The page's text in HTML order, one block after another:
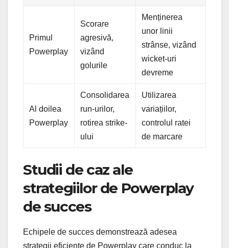
Primul
Powerplay
Scorare
agresivă,
vizând
golurile
Menținerea
unor linii
strânse, vizând
wicket-uri
devreme
Al doilea
Powerplay
Consolidarea
run-urilor,
rotirea strike-
ului
Utilizarea
variațiilor,
controlul ratei
de marcare
Studii de caz ale
strategiilor de Powerplay
de succes
Echipele de succes demonstrează adesea
strategii eficiente de Powerplay care conduc la